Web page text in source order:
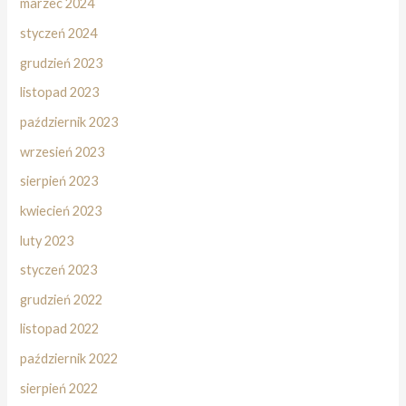
marzec 2024
styczeń 2024
grudzień 2023
listopad 2023
październik 2023
wrzesień 2023
sierpień 2023
kwiecień 2023
luty 2023
styczeń 2023
grudzień 2022
listopad 2022
październik 2022
sierpień 2022